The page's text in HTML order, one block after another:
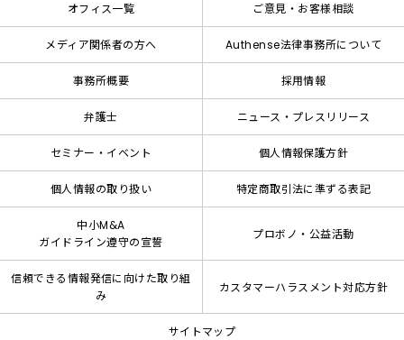
オフィス一覧 ご意見・お客様相談
メディア関係者の方へ Authense法律事務所について
事務所概要 採用情報
弁護士 ニュース・プレスリリース
セミナー・イベント 個人情報保護方針
個人情報の取り扱い 特定商取引法に準ずる表記
中小M&A
ガイドライン遵守の宣誓
プロボノ・公益活動
信頼できる情報発信に向けた取り組
み
カスタマーハラスメント対応方針
サイトマップ